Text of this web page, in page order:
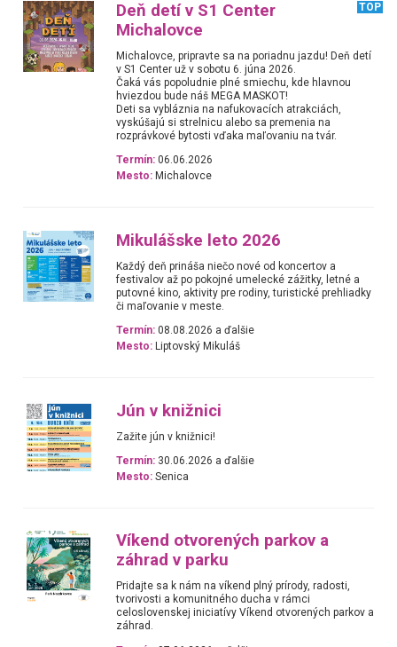
Deň detí v S1 Center
Michalovce
TOP
Michalovce, pripravte sa na poriadnu jazdu! Deň detí
v S1 Center už v sobotu 6. júna 2026.
Čaká vás popoludnie plné smiechu, kde hlavnou
hviezdou bude náš MEGA MASKOT!
Deti sa vybláznia na nafukovacích atrakciách,
vyskúšajú si strelnicu alebo sa premenia na
rozprávkové bytosti vďaka maľovaniu na tvár.
Termín: 06.06.2026
Mesto: Michalovce
Mikulášske leto 2026
Každý deň prináša niečo nové od koncertov a
festivalov až po pokojné umelecké zážitky, letné a
putovné kino, aktivity pre rodiny, turistické prehliadky
či maľovanie v meste.
Termín: 08.08.2026 a ďalšie
Mesto: Liptovský Mikuláš
Jún v knižnici
Zažite jún v knižnici!
Termín: 30.06.2026 a ďalšie
Mesto: Senica
Víkend otvorených parkov a
záhrad v parku
Pridajte sa k nám na víkend plný prírody, radosti,
tvorivosti a komunitného ducha v rámci
celoslovenskej iniciatívy Víkend otvorených parkov a
záhrad.